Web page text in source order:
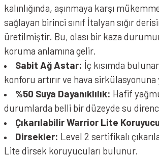
kalınlığında, aşınmaya karşı
sağlayan birinci sınıf İtalyan sığır
üretilmiştir. Bu, olası bir kaza
koruma anlamına gelir.
Sabit Ağ Astar: İç kısımda
konforu artırır ve hava sirkülasyonuna
%50 Suya Dayanıklılık: Hafif
durumlarda belli bir düzeyde su
Çıkarılabilir Warrior Lite
Dirsekler: Level 2 sertifikalı
Lite dirsek koruyucuları bulunur.